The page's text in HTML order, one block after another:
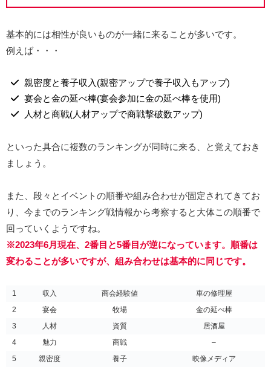
基本的には相性が良いものが一緒に来ることが多いです。
例えば・・・
親密度と養子収入(親密アップで養子収入もアップ)
宴会と金の延べ棒(宴会参加に金の延べ棒を使用)
人材と商戦(人材アップで商戦撃破数アップ)
といった具合に複数のランキングが同時に来る、と覚えておき
ましょう。
また、段々とイベントの順番や組み合わせが固定されてきてお
り、今までのランキング戦情報から考察すると大体この順番で
回っていくようですね。
※2023年6月現在、2番目と5番目が逆になっています。順番は
変わることが多いですが、組み合わせは基本的に同じです。
1 収入 商会経験値
車の修理屋
2
宴会 牧場
金の延べ棒
3
人材 資質
居酒屋
4
魅力 商戦
–
5
親密度 養子 映像メディア